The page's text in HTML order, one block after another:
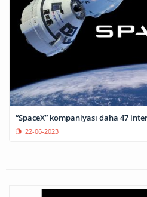
“SpaceX” kompaniyası daha 47
22-06-2023